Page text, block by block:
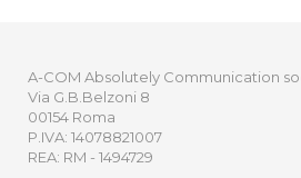
A-COM Absolutely Communication
Via G.B.Belzoni 8
00154 Roma
P.IVA: 14078821007
REA: RM - 1494729